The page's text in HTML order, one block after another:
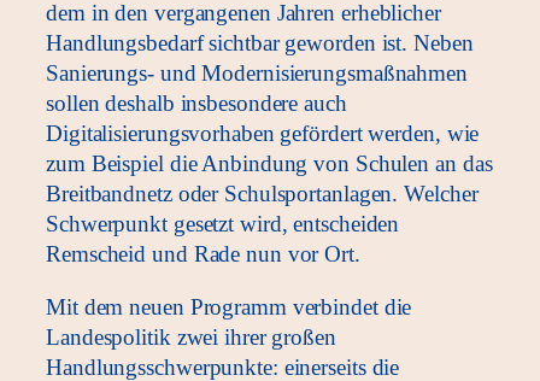
dem in den vergangenen Jahren erheblicher
Handlungsbedarf sichtbar geworden ist. Neben
Sanierungs- und Modernisierungsmaßnahmen
sollen deshalb insbesondere auch
Digitalisierungsvorhaben gefördert werden, wie
zum Beispiel die Anbindung von Schulen an das
Breitbandnetz oder Schulsportanlagen. Welcher
Schwerpunkt gesetzt wird, entscheiden
Remscheid und Rade nun vor Ort.
Mit dem neuen Programm verbindet die
Landespolitik zwei ihrer großen
Handlungsschwerpunkte: einerseits die